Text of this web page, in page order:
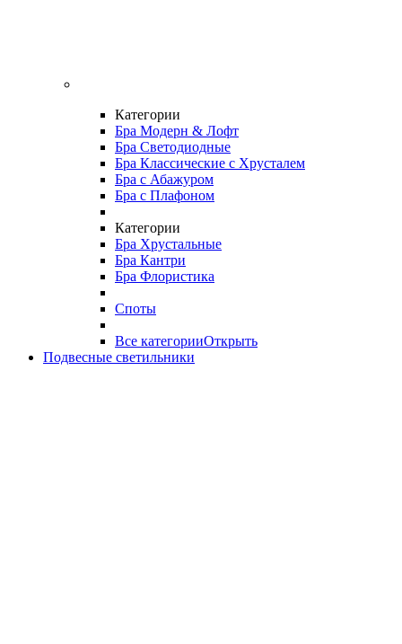
Категории
Бра Модерн & Лофт
Бра Светодиодные
Бра Классические с Хрусталем
Бра с Абажуром
Бра с Плафоном
Категории
Бра Хрустальные
Бра Кантри
Бра Флористика
Споты
Все категорииОткрыть
Подвесные светильники